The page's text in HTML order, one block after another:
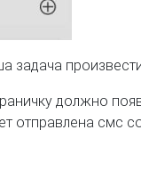
должно
отправлена смс